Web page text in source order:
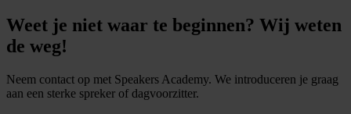
Weet je niet waar te beginnen? Wij weten
de weg!
Neem contact op met Speakers Academy. We introduceren je graag
aan een sterke spreker of dagvoorzitter.